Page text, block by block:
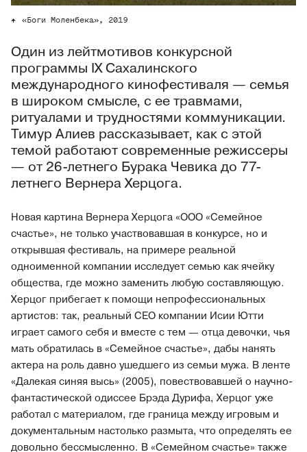
«Боги Моленбека», 2019
Один из лейтмотивов конкурсной
программы IX Сахалинского
международного кинофестиваля — семья
в широком смысле, с ее травмами,
ритуалами и трудностями коммуникации.
Тимур Алиев рассказывает, как с этой
темой работают современные режиссеры
— от 26-летнего Бурака Чевика до 77-
летнего Вернера Херцога.
Новая картина Вернера Херцога «ООО «Семейное
счастье», не только участвовавшая в конкурсе, но и
открывшая фестиваль, на примере реальной
одноименной компании исследует семью как ячейку
общества, где можно заменить любую составляющую.
Херцог прибегает к помощи непрофессиональных
артистов: так, реальный CEO компании Исии Ютти
играет самого себя и вместе с тем — отца девочки, чья
мать обратилась в «Семейное счастье», дабы нанять
актера на роль давно ушедшего из семьи мужа. В ленте
«Далекая синяя высь» (2005), повествовавшей о научно-
фантастической одиссее Брэда Дурифа, Херцог уже
работал с материалом, где граница между игровым и
документальным настолько размыта, что определять ее
довольно бессмысленно. В «Семейном счастье» также